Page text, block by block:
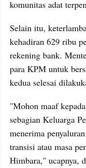
komunitas adat
Selain itu,
kehadiran 629 ribu
rekening bank.
para KPM untuk
kedua selesai
"Mohon maaf
sebagian Keluarga
menerima
transisi atau masa
Himbara," ucapnya,